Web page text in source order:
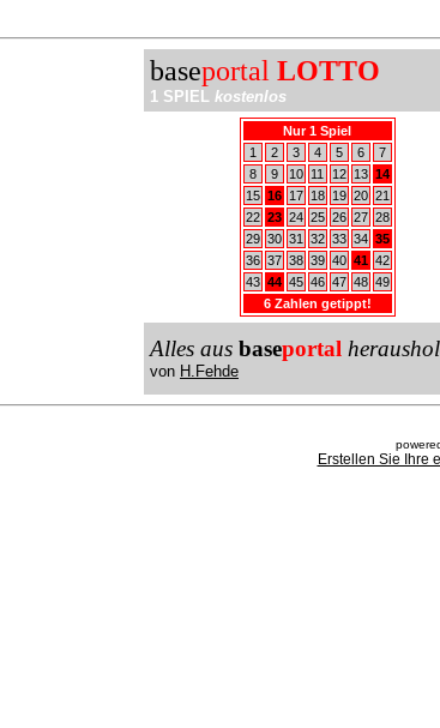
baseportal LOTTO
1 SPIEL kostenlos
Nur 1 Spiel
1
2 3 4 5 6
7
8
9 10 11 12 13 14
15 16 17 18 19 20 21
22 23 24 25 26 27 28
29 30 31 32 33 34 35
36 37 38 39 40 41 42
43 44 45 46 47 48 49
6 Zahlen getippt!
Alles aus baseportal
von H.Fehde
Erstellen Sie Ihre